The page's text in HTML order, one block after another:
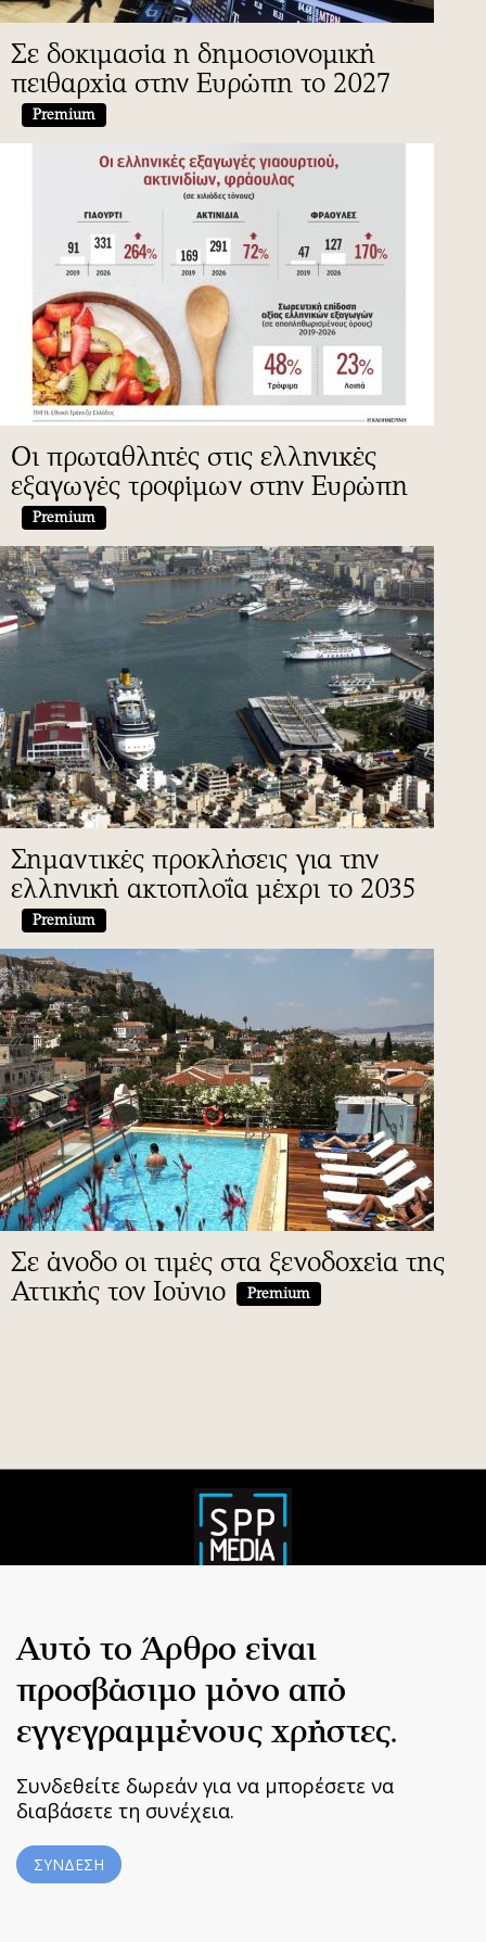
Αυτό το Άρθρο είναι
προσβάσιμο μόνο από
εγγεγραμμένους χρήστες.
Συνδεθείτε δωρεάν για να μπορέσετε να
διαβάσετε τη συνέχεια.
ΣΥΝΔΕΣΗ
Σε δοκιμασία η δημοσιονομική
πειθαρχία στην Ευρώπη το 2027
Premium
Οι πρωταθλητές στις ελληνικές
εξαγωγές τροφίμων στην Ευρώπη
Premium
Σημαντικές προκλήσεις για την
ελληνική ακτοπλοΐα μέχρι το 2035
Premium
Σε άνοδο οι τιμές στα ξενοδοχεία της
Αττικής τον Ιούνιο
Premium
Home|Terms & Conditions